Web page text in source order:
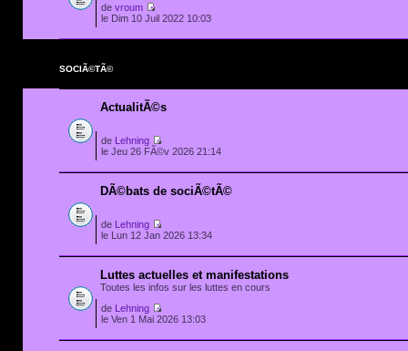
de vroum
le Dim 10 Juil 2022 10:03
SOCIÃ©TÃ©
ActualitÃ©s
de
Lehning
le Jeu 26 FÃ©v 2026 21:14
DÃ©bats de sociÃ©tÃ©
de
Lehning
le Lun 12 Jan 2026 13:34
Luttes actuelles et manifestations
Toutes les infos sur les luttes en cours
de
Lehning
le Ven 1 Mai 2026 13:03